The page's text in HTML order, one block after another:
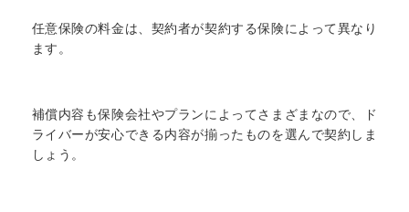
任意保険の料金は、契約者が契約する保険によって異なり
ます。
補償内容も保険会社やプランによってさまざまなので、ド
ライバーが安心できる内容が揃ったものを選んで契約しま
しょう。